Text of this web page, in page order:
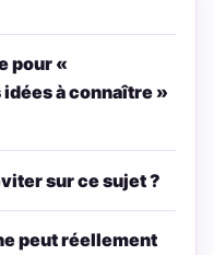
pour «
à connaître »
sur ce sujet ?
peut réellement